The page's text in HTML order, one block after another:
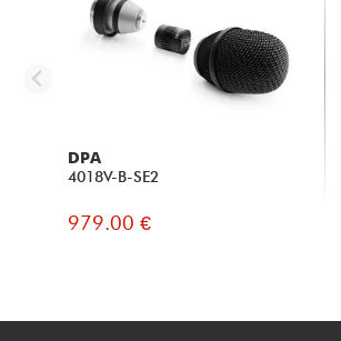
DPA
4018V-B-SE2
979.00 €